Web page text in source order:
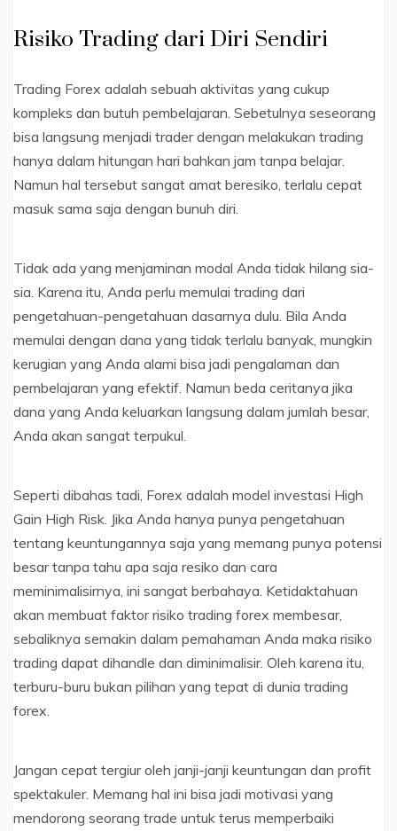
Risiko Trading dari Diri Sendiri
Trading Forex adalah sebuah aktivitas yang cukup
kompleks dan butuh pembelajaran. Sebetulnya seseorang
bisa langsung menjadi trader dengan melakukan trading
hanya dalam hitungan hari bahkan jam tanpa belajar.
Namun hal tersebut sangat amat beresiko, terlalu cepat
masuk sama saja dengan bunuh diri.
Tidak ada yang menjaminan modal Anda tidak hilang sia-
sia. Karena itu, Anda perlu memulai trading dari
pengetahuan-pengetahuan dasarnya dulu. Bila Anda
memulai dengan dana yang tidak terlalu banyak, mungkin
kerugian yang Anda alami bisa jadi pengalaman dan
pembelajaran yang efektif. Namun beda ceritanya jika
dana yang Anda keluarkan langsung dalam jumlah besar,
Anda akan sangat terpukul.
Seperti dibahas tadi, Forex adalah model investasi High
Gain High Risk. Jika Anda hanya punya pengetahuan
tentang keuntungannya saja yang memang punya potensi
besar tanpa tahu apa saja resiko dan cara
meminimalisirnya, ini sangat berbahaya. Ketidaktahuan
akan membuat faktor risiko trading forex membesar,
sebaliknya semakin dalam pemahaman Anda maka risiko
trading dapat dihandle dan diminimalisir. Oleh karena itu,
terburu-buru bukan pilihan yang tepat di dunia trading
forex.
Jangan cepat tergiur oleh janji-janji keuntungan dan profit
spektakuler. Memang hal ini bisa jadi motivasi yang
mendorong seorang trade untuk terus memperbaiki